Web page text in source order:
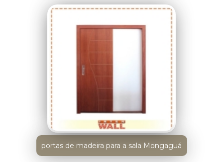
portas de madeira para a sala Mongaguá